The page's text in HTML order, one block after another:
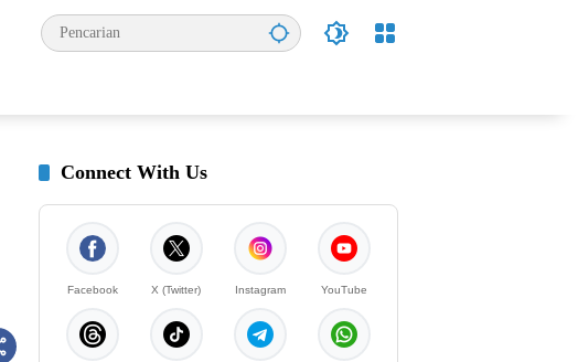
Connect With Us
Facebook X (Twitter) Instagram YouTube